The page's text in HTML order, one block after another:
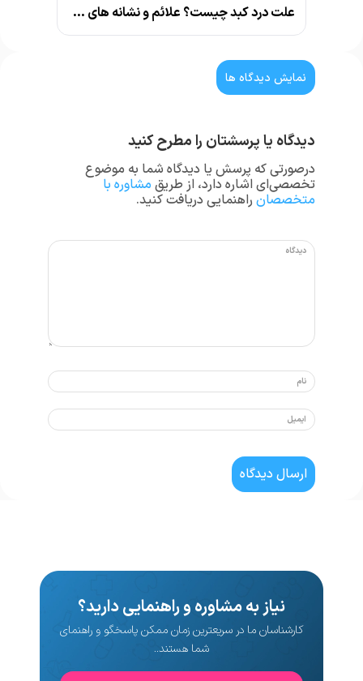
علت درد کبد چیست؟ علائم و نشانه های مهم بیماری کبد
نمایش دیدگاه ها
دیدگاه یا پرسشتان را مطرح کنید
درصورتی که پرسش یا دیدگاه شما به موضوع
تخصصی‌ای اشاره دارد، از طریق مشاوره با
متخصصان راهنمایی دریافت کنید.
نیاز به مشاوره و راهنمایی دارید؟
کارشناسان ما در سریعترین زمان ممکن پاسخگو و راهنمای
شما هستند..